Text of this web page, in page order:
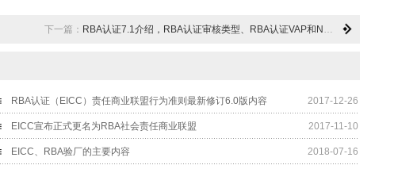
下一篇： RBA认证7.1介绍，RBA认证审核类型、RBA认证VAP和NON-VAP审核报告区别
RBA认证（EICC）责任商业联盟行为准则最新修订6.0版内容 2017-12-26
EICC宣布正式更名为RBA社会责任商业联盟 2017-11-10
EICC、RBA验厂的主要内容 2018-07-16